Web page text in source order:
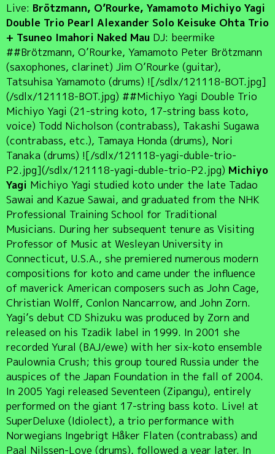
Live: Brötzmann, O’Rourke, Yamamoto Michiyo Yagi
Double Trio Pearl Alexander Solo Keisuke Ohta Trio
+ Tsuneo Imahori Naked MauDJ: beermike
##Brötzmann, O’Rourke, Yamamoto Peter Brötzmann
(saxophones, clarinet) Jim O’Rourke (guitar),
Tatsuhisa Yamamoto (drums) ![/sdlx/121118-BOT.jpg]
(/sdlx/121118-BOT.jpg) ##Michiyo Yagi Double Trio
Michiyo Yagi (21-string koto, 17-string bass koto,
voice) Todd Nicholson (contrabass), Takashi Sugawa
(contrabass, etc.), Tamaya Honda (drums), Nori
Tanaka (drums) ![/sdlx/121118-yagi-duble-trio-
P2.jpg](/sdlx/121118-yagi-duble-trio-P2.jpg) Michiyo
Yagi Michiyo Yagi studied koto under the late Tadao
Sawai and Kazue Sawai, and graduated from the NHK
Professional Training School for Traditional
Musicians. During her subsequent tenure as Visiting
Professor of Music at Wesleyan University in
Connecticut, U.S.A., she premiered numerous modern
compositions for koto and came under the influence
of maverick American composers such as John Cage,
Christian Wolff, Conlon Nancarrow, and John Zorn.
Yagi’s debut CD Shizuku was produced by Zorn and
released on his Tzadik label in 1999. In 2001 she
recorded Yural (BAJ/ewe) with her six-koto ensemble
Paulownia Crush; this group toured Russia under the
auspices of the Japan Foundation in the fall of 2004.
In 2005 Yagi released Seventeen (Zipangu), entirely
performed on the giant 17-string bass koto. Live! at
SuperDeluxe (Idiolect), a trio performance with
Norwegians Ingebrigt Håker Flaten (contrabass) and
Paal Nilssen-Love (drums), followed a year later. In